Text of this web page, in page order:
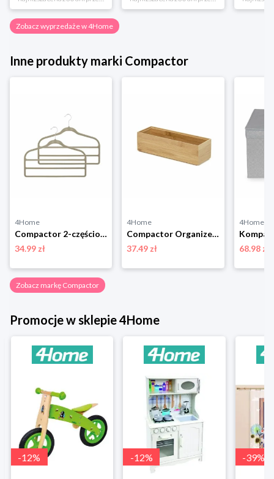
Zobacz wyprzedaże w 4Home
Inne produkty marki Compactor
4Home
Compactor 2-częściowy komplet wieszaków na spodnie Velvet, 45 cm
34.99 zł
4Home
Compactor Organizer do przechowywania Bamboo Box M, 22,5 x 7,5 x 6,5 cm, M
37.49 zł
4Home
68.98 zł
Zobacz markę Compactor
Promocje w sklepie 4Home
-12% -12% -39%